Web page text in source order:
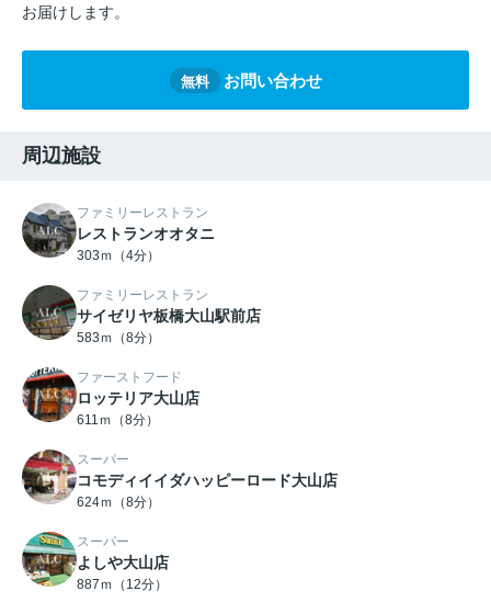
お届けします。
無料 お問い合わせ
周辺施設
ファミリーレストラン
レストランオオタニ
303ｍ（4分）
ファミリーレストラン
サイゼリヤ板橋大山駅前店
583ｍ（8分）
ファーストフード
ロッテリア大山店
611ｍ（8分）
スーパー
コモディイイダハッピーロード大山店
624ｍ（8分）
スーパー
よしや大山店
887ｍ（12分）